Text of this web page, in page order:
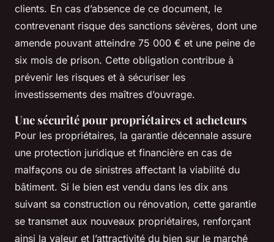
clients. En cas d’absence de ce document, le
contrevenant risque des sanctions sévères, dont une
amende pouvant atteindre 75 000 € et une peine de
six mois de prison. Cette obligation contribue à
prévenir les risques et à sécuriser les
investissements des maîtres d’ouvrage.
Une sécurité pour propriétaires et acheteurs
Pour les propriétaires, la garantie décennale assure
une protection juridique et financière en cas de
malfaçons ou de sinistres affectant la viabilité du
bâtiment. Si le bien est vendu dans les dix ans
suivant sa construction ou rénovation, cette garantie
se transmet aux nouveaux propriétaires, renforçant
ainsi la valeur et l’attractivité du bien sur le marché